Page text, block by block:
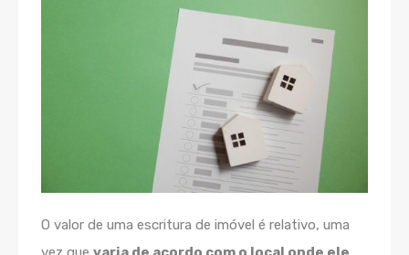
O valor de uma escritura de imóvel é relativo, uma